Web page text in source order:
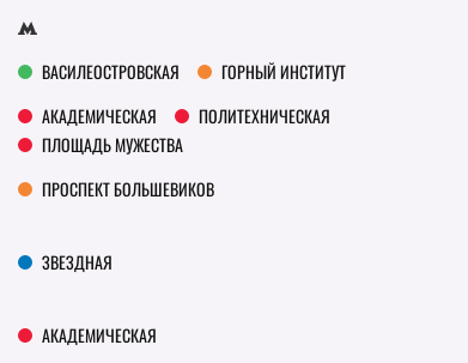
ВАСИЛЕОСТРОВСКАЯ ГОРНЫЙ ИНСТИТУТ
АКАДЕМИЧЕСКАЯ
ПОЛИТЕХНИЧЕСКАЯ
ПЛОЩАДЬ МУЖЕСТВА
ПРОСПЕКТ БОЛЬШЕВИКОВ
ЗВЕЗДНАЯ
АКАДЕМИЧЕСКАЯ